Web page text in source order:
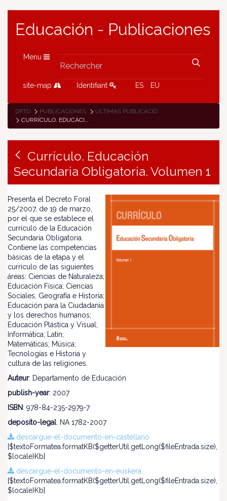
Educación - Publicaciones
Menu
site-map Identifiant ES EU
DPTO PUBLICACIONES
ÚLTIMAS PUBLICACIONES
CURRÍCULO. EDUCACIÓN SECUNDARIA OBLIGATORIA. VOLUMEN 1
Currículo. Educación
Secundaria Obligatoria. Volumen 1
Presenta el Decreto Foral
25/2007, de 19 de marzo,
por el que se establece el
currículo de la Educación
Secundaria Obligatoria.
Contiene las competencias
básicas de la etapa y el
currículo de las siguientes
áreas: Ciencias de Naturaleza;
Educación Física; Ciencias
Sociales, Geografía e Historia;
Educación para la Ciudadania
y los derechos humanos;
Educación Plástica y Visual;
Informática; Latín;
Matemáticas; Música;
Tecnologías e Historia y
cultura de las religiones.
Auteur: Departamento de Educación
publish-year: 2007
ISBN: 978-84-235-2979-7
deposito-legal: NA 1782-2007
descargue-el-documento-en-castellano
[$textoFormatea.formatKB($getterUtil.getLong($fileEntrada.size),
$locale)Kb]
descargue-el-documento-en-euskera
[$textoFormatea.formatKB($getterUtil.getLong($fileEntrada.size),
$locale)Kb]